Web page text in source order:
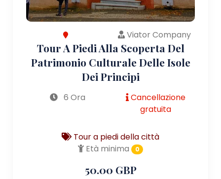
Viator Company
Tour A Piedi Alla Scoperta Del
Patrimonio Culturale Delle Isole
Dei Principi
6 Ora
Cancellazione
gratuita
Tour a piedi della città
Età minima
0
50.00 GBP